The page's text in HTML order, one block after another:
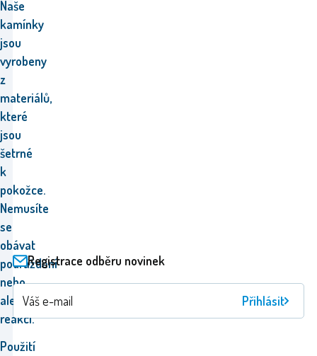
Naše
kamínky
jsou
vyrobeny
z
materiálů,
které
jsou
šetrné
k
pokožce.
Nemusíte
se
obávat
podráždění
nebo
alergických
reakcí.
Použití
Registrace odběru novinek
Přihlásit